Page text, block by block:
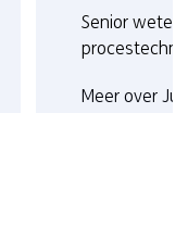
Functie:
Senior
Meer over